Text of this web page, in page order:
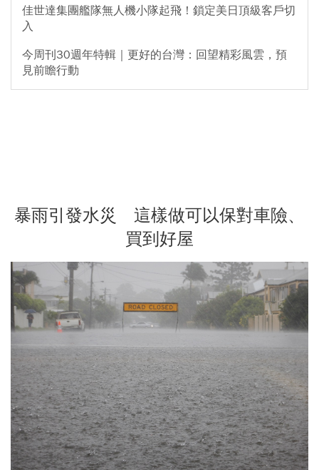
佳世達集團艦隊無人機小隊起飛！鎖定美日頂級客戶切
入
今周刊30週年特輯｜更好的台灣：回望精彩風雲，預
見前瞻行動
暴雨引發水災 這樣做可以保對車險、
買到好屋